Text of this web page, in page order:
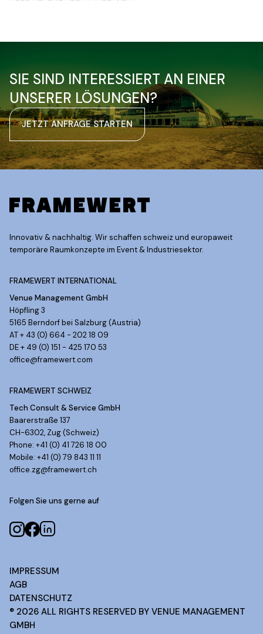
SIE SIND INTERESSIERT AN EINER
UNSERER LÖSUNGEN?
JETZT ANFRAGE STARTEN
Innovativ & nachhaltig. Wir schaffen schweiz und europaweit
temporäre Raumkonzepte im Event & Industriesektor.
FRAMEWERT INTERNATIONAL
Venue Management GmbH
Höpfling 3
5165 Berndorf bei Salzburg (Austria)
AT + 43 (0) 664 - 202 18 09
DE + 49 (0) 151 - 425 170 53
office@framewert.com
FRAMEWERT SCHWEIZ
Tech Consult & Service GmbH
Baarerstraße 137
CH-6302, Zug (Schweiz)
Phone: +41 (0) 41 726 18 00
Mobile: +41 (0) 79 843 11 11
office.zg@framewert.ch
Folgen Sie uns gerne auf
® 2026 ALL RIGHTS RESERVED BY VENUE MANAGEMENT
GMBH
IMPRESSUM
AGB
DATENSCHUTZ